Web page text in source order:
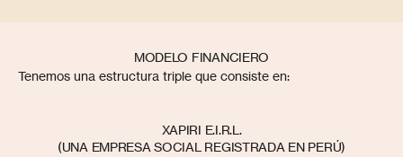
MODELO FINANCIERO
Tenemos una estructura triple que consiste en:
XAPIRI E.I.R.L.
(UNA EMPRESA SOCIAL REGISTRADA EN PERÚ)